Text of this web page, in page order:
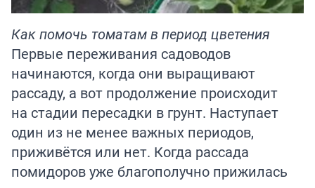
Как помочь томатам в период цветения
Первые переживания садоводов
начинаются, когда они выращивают
рассаду, а вот продолжение происходит
на стадии пересадки в грунт. Наступает
один из не менее важных периодов,
приживётся или нет. Когда рассада
помидоров уже благополучно прижилась